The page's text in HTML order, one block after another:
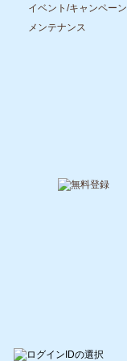
イベント/キャンペーン
メンテナンス